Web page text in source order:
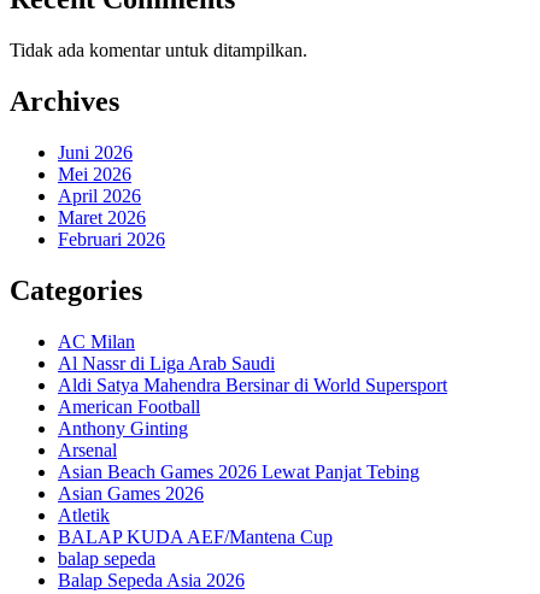
Tidak ada komentar untuk ditampilkan.
Archives
Juni 2026
Mei 2026
April 2026
Maret 2026
Februari 2026
Categories
AC Milan
Al Nassr di Liga Arab Saudi
Aldi Satya Mahendra Bersinar di World Supersport
American Football
Anthony Ginting
Arsenal
Asian Beach Games 2026 Lewat Panjat Tebing
Asian Games 2026
Atletik
BALAP KUDA AEF/Mantena Cup
balap sepeda
Balap Sepeda Asia 2026